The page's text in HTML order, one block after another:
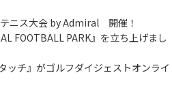
ニス大会 by Admiral 開催！
FOOTBALL PARK』を立ち上げまし
チ』がゴルフダイジェストオンライ